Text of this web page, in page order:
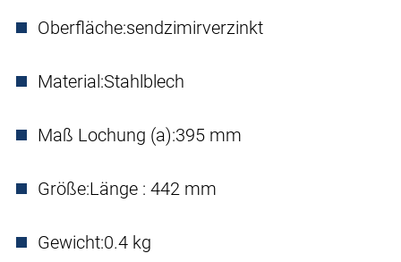
Oberfläche:sendzimirverzinkt
Material:Stahlblech
Maß Lochung (a):395 mm
Größe:Länge : 442 mm
Gewicht:0.4 kg